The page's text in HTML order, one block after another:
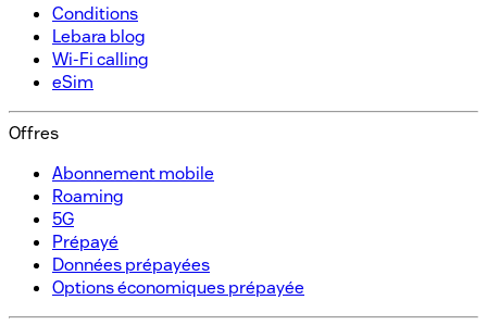
Conditions
Lebara blog
Wi-Fi calling
eSim
Offres
Abonnement mobile​
Roaming
5G
Prépayé​
Données prépayées​
Options économiques prépayée​